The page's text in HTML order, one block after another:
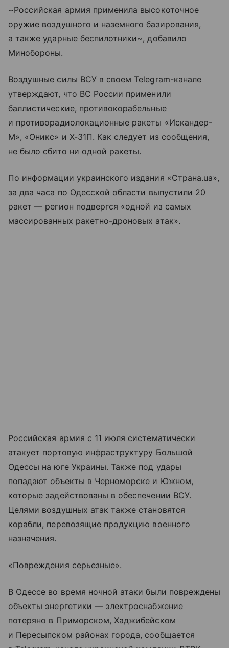
~Российская армия применила высокоточное
оружие воздушного и наземного базирования,
а также ударные беспилотники~, добавило
Минобороны.
Воздушные силы ВСУ в своем Telegram-канале
утверждают, что ВС России применили
баллистические, противокорабельные
и противорадиолокационные ракеты «Искандер-
М», «Оникс» и Х-31П. Как следует из сообщения,
не было сбито ни одной ракеты.
По информации украинского издания «Страна.ua»,
за два часа по Одесской области выпустили 20
ракет — регион подвергся «одной из самых
массированных ракетно-дроновых атак».
Российская армия с 11 июля систематически
атакует портовую инфраструктуру Большой
Одессы на юге Украины. Также под удары
попадают объекты в Черноморске и Южном,
которые задействованы в обеспечении ВСУ.
Целями воздушных атак также становятся
корабли, перевозящие продукцию военного
назначения.
«Повреждения серьезные».
В Одессе во время ночной атаки были повреждены
объекты энергетики — электроснабжение
потеряно в Приморском, Хаджибейском
и Пересыпском районах города, сообщается